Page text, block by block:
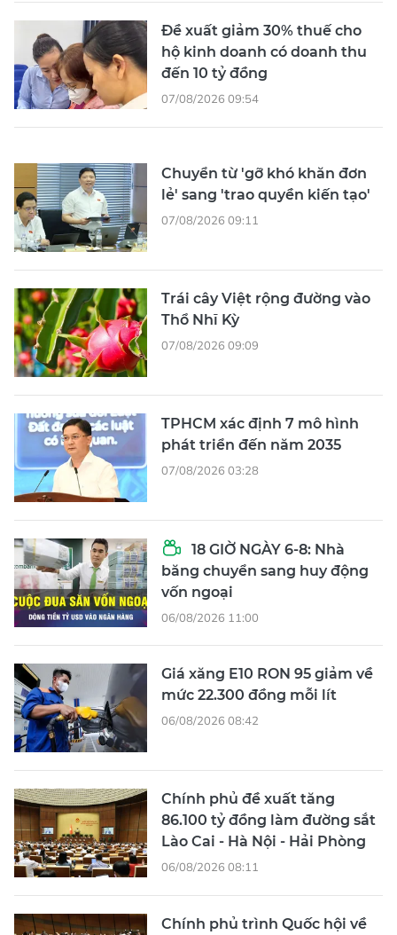
Đề xuất giảm 30% thuế cho
hộ kinh doanh có doanh thu
đến 10 tỷ đồng
07/08/2026 09:54
Chuyển từ 'gỡ khó khăn đơn
lẻ' sang 'trao quyền kiến tạo'
07/08/2026 09:11
Trái cây Việt rộng đường vào
Thổ Nhĩ Kỳ
07/08/2026 09:09
TPHCM xác định 7 mô hình
phát triển đến năm 2035
07/08/2026 03:28
18 GIỜ NGÀY 6-8: Nhà
băng chuyển sang huy động
vốn ngoại
06/08/2026 11:00
Giá xăng E10 RON 95 giảm về
mức 22.300 đồng mỗi lít
06/08/2026 08:42
Chính phủ đề xuất tăng
86.100 tỷ đồng làm đường sắt
Lào Cai - Hà Nội - Hải Phòng
06/08/2026 08:11
Chính phủ trình Quốc hội về